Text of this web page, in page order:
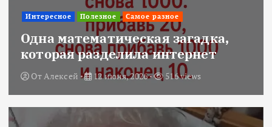
Интересное Полезное Самое разное
Одна математическая загадка,
которая разделила интернет
ОтАлексей 12 июня, 2026 516 views